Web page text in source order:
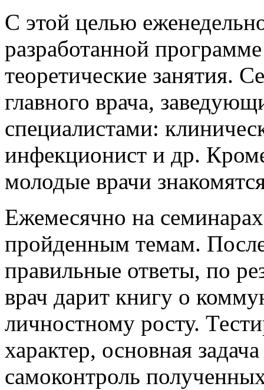
С этой целью
разработанной
теоретические занятия.
главного врача,
специалистами:
инфекционист и др.
молодые врачи
Ежемесячно на
пройденным темам.
правильные ответы, по
врач дарит книгу о
личностному росту.
характер, основная
самоконтроль